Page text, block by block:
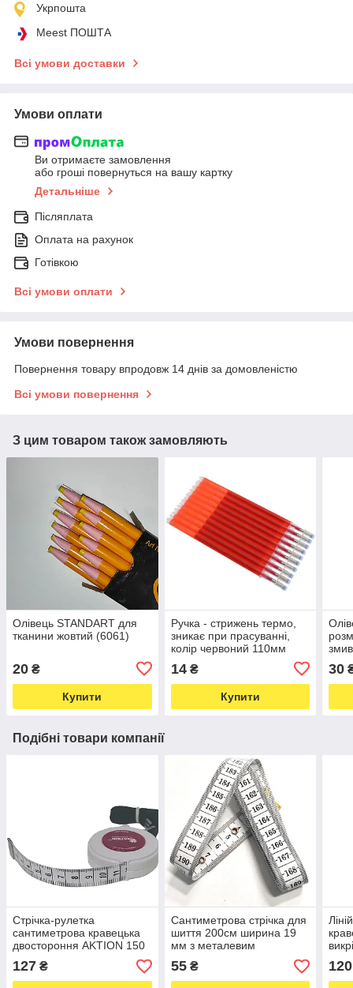
Укрпошта
Meest ПОШТА
Всі умови доставки
Умови оплати
Ви отримаєте замовлення
або гроші повернуться на вашу картку
Детальніше
Післяплата
Оплата на рахунок
Готівкою
Всі умови оплати
Умови повернення
Повернення товару впродовж 14 днів за домовленістю
Всі умови повернення
З цим товаром також замовляють
Олівець STANDART для
тканини жовтий (6061)
20 ₴
Купити
Ручка - стрижень термо,
зникає при прасуванні,
колір червоний 110мм
14₴
Купити
30
Подібні товари компанії
Стрічка-рулетка
сантиметрова кравецька
двостороння AKTION 150
см / 60дюймів біла зі
шнурком 40см (6552)
127 ₴
Сантиметрова стрічка для
шиття 200см ширина 19
мм з металевим
накінечником 7,5см (6699)
55₴ 120